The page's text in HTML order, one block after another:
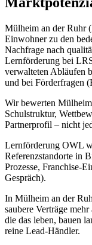
Mülheim an der Ruhr
Einwohner zu den
Nachfrage nach
Lernförderung bei
verwalteten Abläufen
und bei Förderfragen
Wir bewerten
Schulstruktur,
Partnerprofil – nicht
Lernförderung OWL
Referenzstandorte in
Prozesse, Franchise-
Gespräch).
In Mülheim an der
saubere Verträge
die das leben, bauen
reine Lead-Händler.